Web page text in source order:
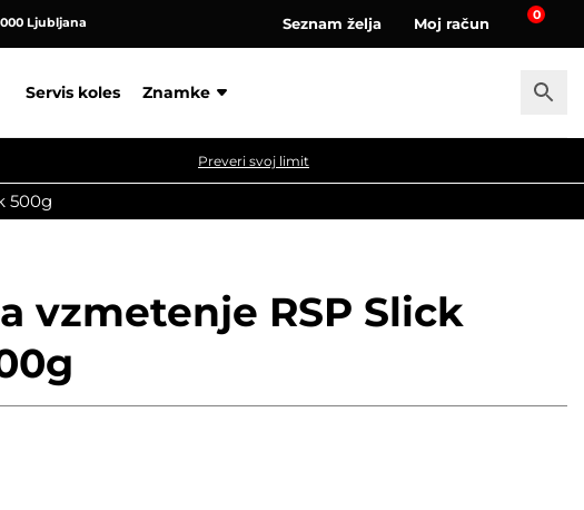
Ljubljana Seznam želja Moj račun 0
Servis koles Znamke
Preveri svoj limit
500g
vzmetenje RSP Slick